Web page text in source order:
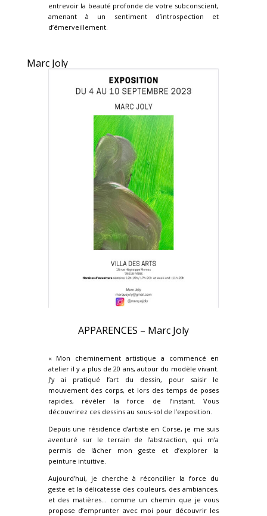
entrevoir la beauté profonde de votre subconscient,
amenant à un sentiment d’introspection et
d’émerveillement.
Marc Joly
APPARENCES – Marc Joly
« Mon cheminement artistique a commencé en
atelier il y a plus de 20 ans, autour du modèle vivant.
J’y ai pratiqué l’art du dessin, pour saisir le
mouvement des corps, et lors des temps de poses
rapides, révéler la force de l’instant. Vous
découvrirez ces dessins au sous-sol de l’exposition.
Depuis une résidence d’artiste en Corse, je me suis
aventuré sur le terrain de l’abstraction, qui m’a
permis de lâcher mon geste et d’explorer la
peinture intuitive.
Aujourd’hui, je cherche à réconcilier la force du
geste et la délicatesse des couleurs, des ambiances,
et des matières… comme un chemin que je vous
propose d’emprunter avec moi pour découvrir les